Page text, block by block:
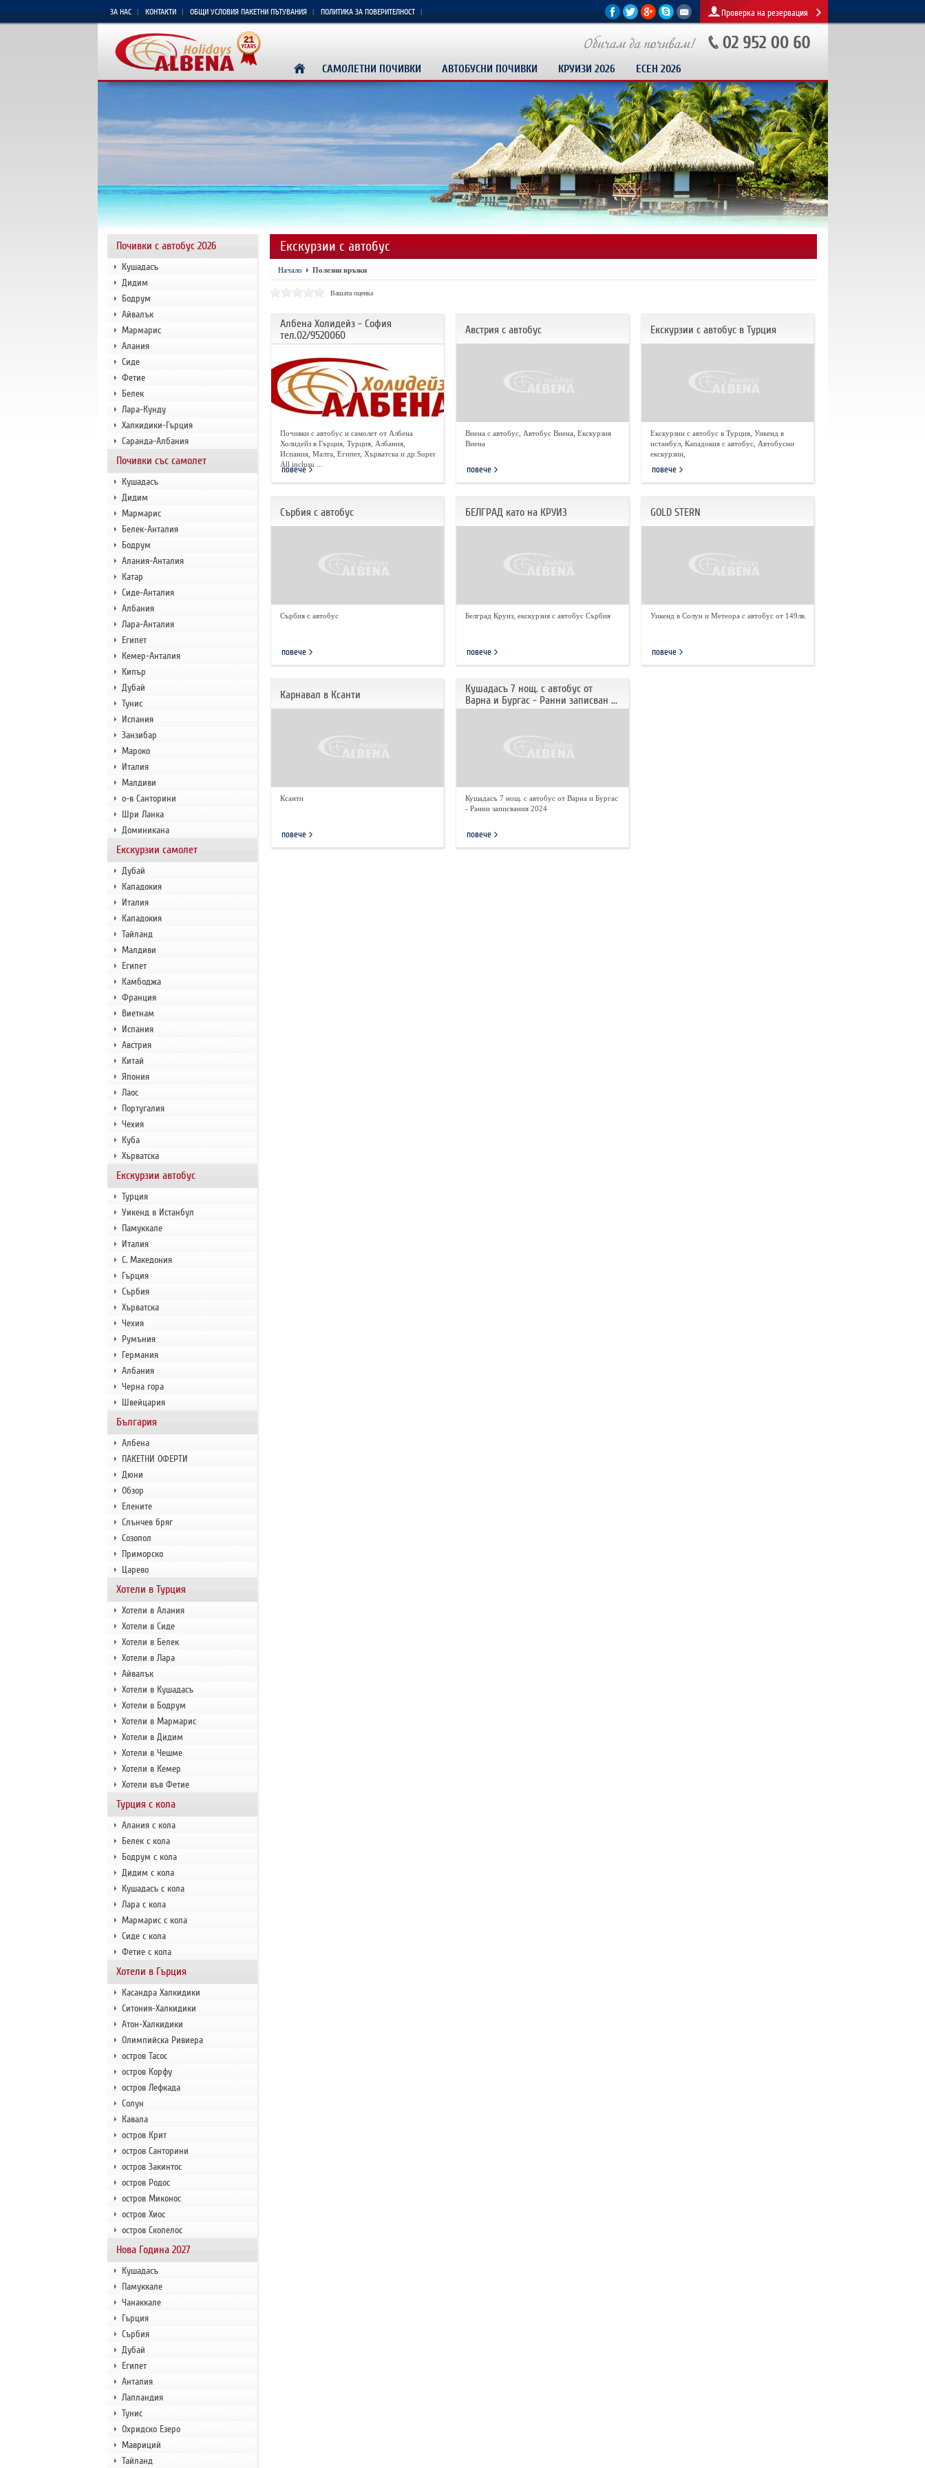
ЗА НАС КОНТАКТИ ОБЩИ УСЛОВИЯ ПАКЕТНИ ПЪТУВАНИЯ ПОЛИТИКА ЗА ПОВЕРИТЕЛНОСТ Проверка на резервация
САМОЛЕТНИ ПОЧИВКИ АВТОБУСНИ ПОЧИВКИ КРУИЗИ 2026 ЕСЕН 2026
Почивки с автобус 2026
Кушадасъ
Дидим
Бодрум
Айвалък
Мармарис
Алания
Сиде
Фетие
Белек
Лара-Кунду
Халкидики-Гърция
Саранда-Албания
Почивки със самолет
Кушадасъ
Дидим
Мармарис
Белек-Анталия
Бодрум
Алания-Анталия
Катар
Сиде-Анталия
Албания
Лара-Анталия
Египет
Кемер-Анталия
Кипър
Дубай
Тунис
Испания
Занзибар
Мароко
Италия
Малдиви
о-в Санторини
Шри Ланка
Доминикана
Екскурзии самолет
Дубай
Кападокия
Италия
Кападокия
Тайланд
Малдиви
Египет
Камбоджа
Франция
Виетнам
Испания
Австрия
Китай
Япония
Лаос
Португалия
Чехия
Куба
Хърватска
Екскурзии автобус
Турция
Уикенд в Истанбул
Памуккале
Италия
С. Македония
Гърция
Сърбия
Хърватска
Чехия
Румъния
Германия
Албания
Черна гора
Швейцария
България
Албена
ПАКЕТНИ ОФЕРТИ
Дюни
Обзор
Елените
Слънчев бряг
Созопол
Приморско
Царево
Хотели в Турция
Хотели в Алания
Хотели в Сиде
Хотели в Белек
Хотели в Лара
Айвалък
Хотели в Кушадасъ
Хотели в Бодрум
Хотели в Мармарис
Хотели в Дидим
Хотели в Чешме
Хотели в Кемер
Хотели във Фетие
Турция с кола
Алания с кола
Белек с кола
Бодрум с кола
Дидим с кола
Кушадасъ с кола
Лара с кола
Мармарис с кола
Сиде с кола
Фетие с кола
Хотели в Гърция
Касандра Халкидики
Ситония-Халкидики
Атон-Халкидики
Олимпийска Ривиера
остров Тасос
остров Корфу
остров Лефкада
Солун
Кавала
остров Крит
остров Санторини
остров Закинтос
остров Родос
остров Миконос
остров Хиос
остров Скопелос
Нова Година 2027
Кушадасъ
Памуккале
Чанаккале
Гърция
Сърбия
Дубай
Египет
Анталия
Лапландия
Тунис
Охридско Езеро
Мавриций
Тайланд
Екскурзии с автобус
Начало Полезни връзки
Вашата оценка
Албена Холидейз - София
тел.02/9520060
Почивки с автобус и самолет от Албена
Холидейз в Гърция, Турция, Албания,
Испания, Малта, Египет, Хърватска и др.Super
All inclusu ...
повече
Австрия с автобус
Виена с автобус, Автобус Виена, Екскурзия
Виена
повече
Екскурзии с автобус в Турция
Екскурзии с автобус в Турция, Уикенд в
истанбул, Кападокия с автобус, Автобусни
екскурзии,
повече
Сърбия с автобус
Сърбия с автобус
повече
БЕЛГРАД като на КРУИЗ
Белград Круиз, екскурзия с автобус Сърбия
повече
GOLD STERN
Уикенд в Солун и Метеора с автобус от 149лв.
повече
Карнавал в Ксанти
Ксанти
повече
Кушадасъ 7 нощ. с автобус от
Варна и Бургас - Ранни записван ...
Кушадасъ 7 нощ. с автобус от Варна и Бургас
- Ранни записвания 2024
повече